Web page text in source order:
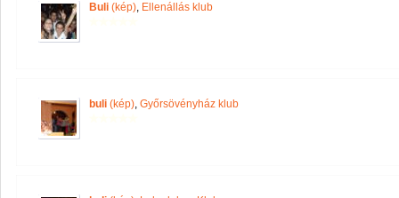
Buli (kép), Ellenállás klub
buli (kép), Győrsövényház klub